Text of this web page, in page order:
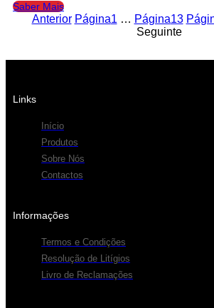
Saber Mais
Anterior Página1 … Página13
Seguinte
Links
Início
Produtos
Sobre Nós
Contactos
Informações
Termos e Condições
Resolução de Litígios
Livro de Reclamações